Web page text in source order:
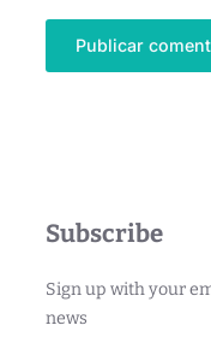
Subscribe
Sign up with your
news